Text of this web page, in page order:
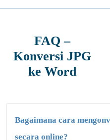
FAQ –
Konversi JPG
ke Word
Bagaimana cara
secara online?